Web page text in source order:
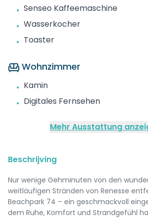
• Senseo Kaffeemaschine
• Wasserkocher
• Toaster
Wohnzimmer
• Kamin
• Digitales Fernsehen
Mehr Ausstattung
Beschrijving
Nur wenige Gehminuten von den
weitläufigen Stränden von Renesse
Beachpark 74 – ein geschmackvoll
dem Ruhe, Komfort und Strandgefühl